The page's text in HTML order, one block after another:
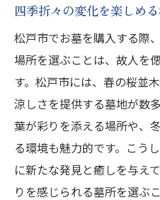
四季折々の変化を楽しめ
松戸市でお墓を購入する際
場所を選ぶことは、故人を
す。松戸市には、春の桜並
涼しさを提供する墓地が数
葉が彩りを添える場所や、
る環境も魅力的です。こう
に新たな発見と癒しを与え
りを感じられる墓所を選ぶ